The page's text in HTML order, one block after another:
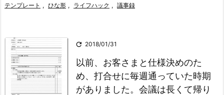
テンプレート , ひな形 , ライフハック , 議事録
 2018/01/31
以前、お客さまと仕様決めのた
め、打合せに毎週通っていた時期
がありました。 会議は長くて帰り